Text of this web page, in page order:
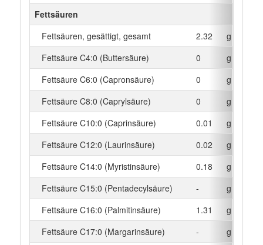
Fettsäuren
Fettsäuren, gesättigt, gesamt
2.32
g
Fettsäure C4:0 (Buttersäure)
0
g
Fettsäure C6:0 (Capronsäure)
0
g
Fettsäure C8:0 (Caprylsäure)
0
g
Fettsäure C10:0 (Caprinsäure)
0.01
g
Fettsäure C12:0 (Laurinsäure)
0.02
g
Fettsäure C14:0 (Myristinsäure)
0.18
g
Fettsäure C15:0 (Pentadecylsäure)
-
g
Fettsäure C16:0 (Palmitinsäure)
1.31
g
Fettsäure C17:0 (Margarinsäure)
-
g